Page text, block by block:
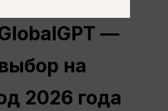
—
на
2026 года